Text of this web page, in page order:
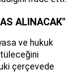
ALINACAK"
ve hukuk
çerçevede